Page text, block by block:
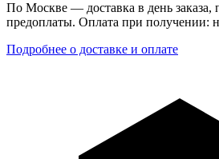
По Москве — доставка в день заказа,
предоплаты. Оплата при получении:
Подробнее о доставке и оплате